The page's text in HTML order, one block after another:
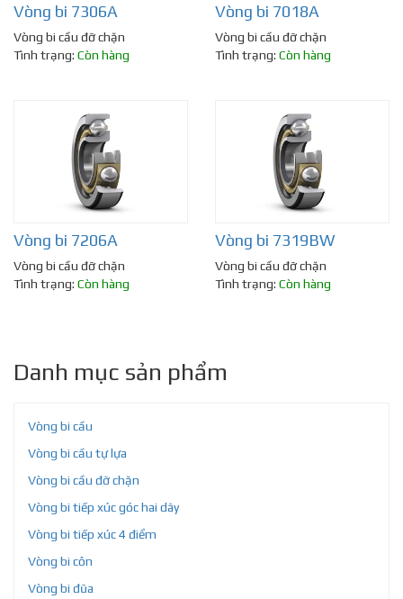
Vòng bi 7306A
Vòng bi cầu đỡ chặn
Tình trạng: Còn hàng
Vòng bi 7018A
Vòng bi cầu đỡ chặn
Tình trạng: Còn hàng
Vòng bi 7206A
Vòng bi cầu đỡ chặn
Tình trạng: Còn hàng
Vòng bi 7319BW
Vòng bi cầu đỡ chặn
Tình trạng: Còn hàng
Danh mục sản phẩm
Vòng bi cầu
Vòng bi cầu tự lựa
Vòng bi cầu đỡ chặn
Vòng bi tiếp xúc góc hai dãy
Vòng bi tiếp xúc 4 điểm
Vòng bi côn
Vòng bi đũa